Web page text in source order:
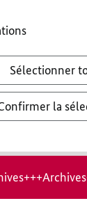
Sélectionner
la